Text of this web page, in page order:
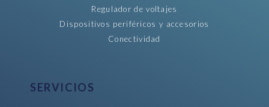
Regulador de voltajes
Dispositivos periféricos y accesorios
Conectividad
SERVICIOS